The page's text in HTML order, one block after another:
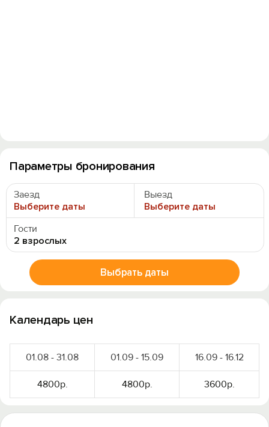
Параметры бронирования
Заезд
Выберите даты
Выезд
Выберите даты
Гости
2 взрослых
Выбрать даты
Календарь цен
01.08 - 31.08 01.09 - 15.09 16.09 - 16.12
4800р. 4800р. 3600р.